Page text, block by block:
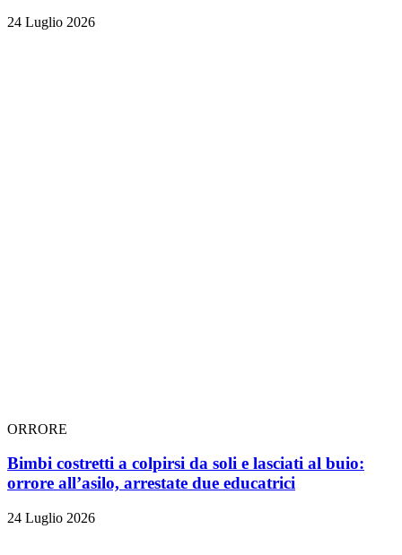
24 Luglio 2026
ORRORE
Bimbi costretti a colpirsi da soli e lasciati al buio:
orrore all’asilo, arrestate due educatrici
24 Luglio 2026